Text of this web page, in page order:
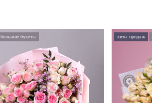
большие букеты хиты продаж